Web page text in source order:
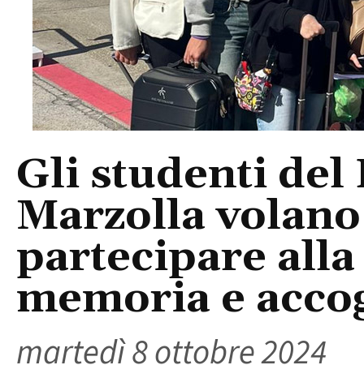
Gli studenti del
Marzolla
partecipare
memoria e
martedì 8 ottobre 2024